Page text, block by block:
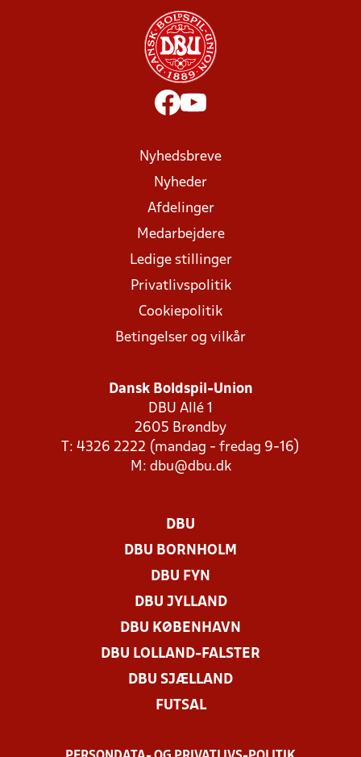
Nyhedsbreve
Nyheder
Afdelinger
Medarbejdere
Ledige stillinger
Privatlivspolitik
Cookiepolitik
Betingelser og vilkår
Dansk Boldspil-Union
DBU Allé 1
2605 Brøndby
T: 4326 2222 (mandag - fredag 9-16)
M: dbu@dbu.dk
DBU
DBU BORNHOLM
DBU FYN
DBU JYLLAND
DBU KØBENHAVN
DBU LOLLAND-FALSTER
DBU SJÆLLAND
FUTSAL